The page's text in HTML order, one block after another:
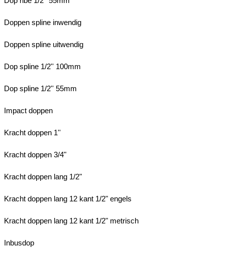
Doppen spline inwendig
Doppen spline uitwendig
Dop spline 1/2'' 100mm
Dop spline 1/2'' 55mm
Impact doppen
Kracht doppen 1''
Kracht doppen 3/4"
Kracht doppen lang 1/2"
Kracht doppen lang 12 kant 1/2" engels
Kracht doppen lang 12 kant 1/2" metrisch
Inbusdop